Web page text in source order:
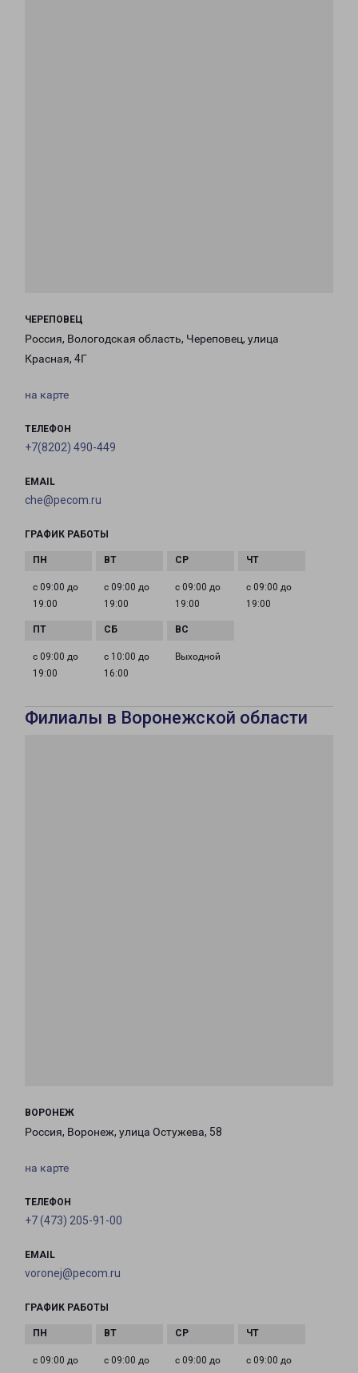
ЧЕРЕПОВЕЦ
Россия, Вологодская область, Череповец, улица
Красная, 4Г
на карте
ТЕЛЕФОН
+7(8202) 490-449
EMAIL
che@pecom.ru
ГРАФИК РАБОТЫ
с 09:00 до
19:00
с 09:00 до
19:00
с 09:00 до
19:00
с 09:00 до
19:00
с 09:00 до
19:00
с 10:00 до
16:00
Выходной
Филиалы в Воронежской области
ВОРОНЕЖ
Россия, Воронеж, улица Остужева, 58
на карте
ТЕЛЕФОН
+7 (473) 205-91-00
EMAIL
voronej@pecom.ru
ГРАФИК РАБОТЫ
с 09:00 до
с 09:00 до
с 09:00 до
с 09:00 до